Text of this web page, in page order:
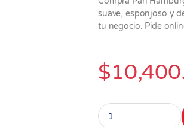
suave, esponjoso y
tu negocio. Pide
$
Pan Hamburguesa